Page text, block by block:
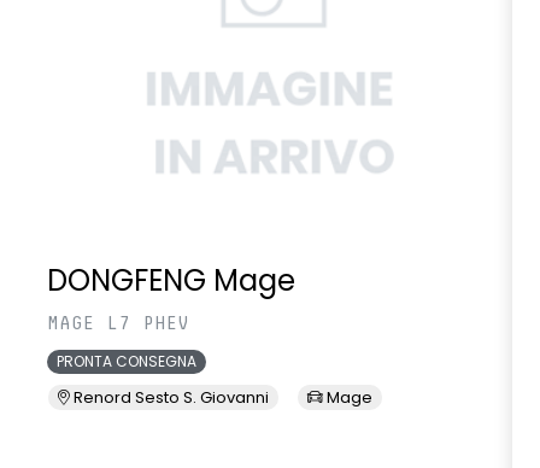
DONGFENG Mage
MAGE L7 PHEV
PRONTA CONSEGNA
Renord Sesto S. Giovanni Mage